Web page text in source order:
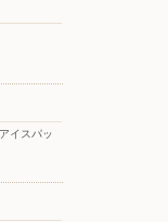
イスパッ